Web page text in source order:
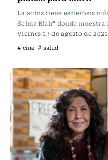
La actriz tiene esclerosis
Selma Blair" donde muestra
Viernes 13 de agosto de 2021
# cine # salud